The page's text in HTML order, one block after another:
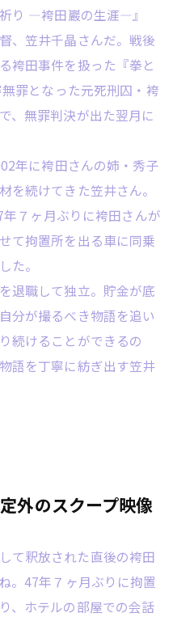
り —袴田巖の生涯—』
、笠井千晶さんだ。戦後
袴田事件を扱った『拳と
罪となった元死刑囚・袴
、無罪判決が出た翌月に
年に袴田さんの姉・秀子
を続けてきた笠井さん。
７ヶ月ぶりに袴田さんが
て拘置所を出る車に同乗
た。
退職して独立。貯金が底
分が撮るべき物語を追い
続けることができるの
語を丁寧に紡ぎ出す笠井
外のスクープ映像
釈放された直後の袴田
。47年７ヶ月ぶりに拘置
、ホテルの部屋での会話